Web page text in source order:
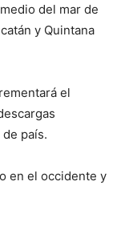
del mar de
y Quintana
el
país.
en el occidente y